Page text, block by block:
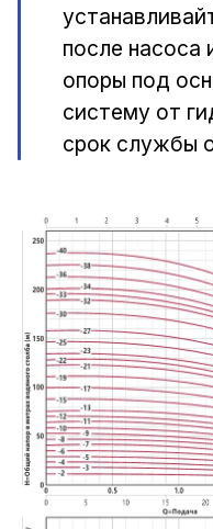
после насоса
опоры под
систему от
срок службы